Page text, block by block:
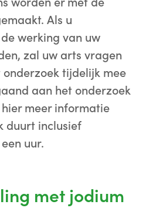
Als u
werking van uw
zal uw arts vragen
tijdelijk mee
aan het onderzoek
meer informatie
duurt inclusief
uur.
met jodium